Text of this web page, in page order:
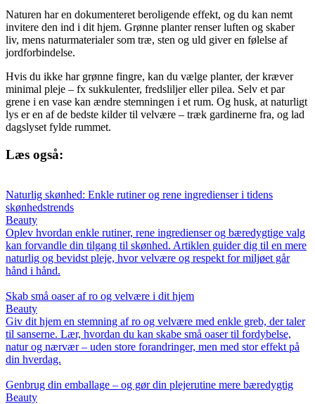
Naturen har en dokumenteret beroligende effekt, og du kan nemt
invitere den ind i dit hjem. Grønne planter renser luften og skaber
liv, mens naturmaterialer som træ, sten og uld giver en følelse af
jordforbindelse.
Hvis du ikke har grønne fingre, kan du vælge planter, der kræver
minimal pleje – fx sukkulenter, fredsliljer eller pilea. Selv et par
grene i en vase kan ændre stemningen i et rum. Og husk, at naturligt
lys er en af de bedste kilder til velvære – træk gardinerne fra, og lad
dagslyset fylde rummet.
Læs også:
Naturlig skønhed: Enkle rutiner og rene ingredienser i tidens
skønhedstrends
Beauty
Oplev hvordan enkle rutiner, rene ingredienser og bæredygtige valg
kan forvandle din tilgang til skønhed. Artiklen guider dig til en mere
naturlig og bevidst pleje, hvor velvære og respekt for miljøet går
hånd i hånd.
Skab små oaser af ro og velvære i dit hjem
Beauty
Giv dit hjem en stemning af ro og velvære med enkle greb, der taler
til sanserne. Lær, hvordan du kan skabe små oaser til fordybelse,
natur og nærvær – uden store forandringer, men med stor effekt på
din hverdag.
Genbrug din emballage – og gør din plejerutine mere bæredygtig
Beauty